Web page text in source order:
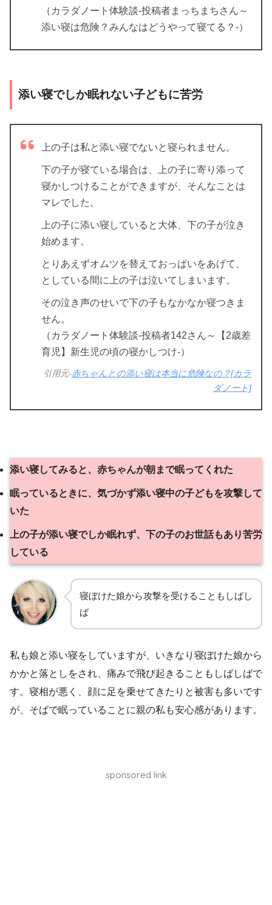
（カラダノート体験談-投稿者まっちまちさん～
添い寝は危険？みんなはどうやって寝てる？-）
添い寝でしか眠れない子どもに苦労
上の子は私と添い寝でないと寝られません。
下の子が寝ている場合は、上の子に寄り添って
寝かしつけることができますが、そんなことは
マレでした。
上の子に添い寝していると大体、下の子が泣き
始めます。
とりあえずオムツを替えておっぱいをあげて、
としている間に上の子は泣いてしまいます。
その泣き声のせいで下の子もなかなか寝つきま
せん。
（カラダノート体験談-投稿者142さん～【2歳差
育児】新生児の頃の寝かしつけ-）
引用元-赤ちゃんとの添い寝は本当に危険なの？[カラ
ダノート]
添い寝してみると、赤ちゃんが朝まで眠ってくれた
眠っているときに、気づかず添い寝中の子どもを攻撃して
いた
上の子が添い寝でしか眠れず、下の子のお世話もあり苦労
している
寝ぼけた娘から攻撃を受けることもしばし
ば
私も娘と添い寝をしていますが、いきなり寝ぼけた娘から
かかと落としをされ、痛みで飛び起きることもしばしばで
す。寝相が悪く、顔に足を乗せてきたりと被害も多いです
が、そばで眠っていることに親の私も安心感があります。
sponsored link